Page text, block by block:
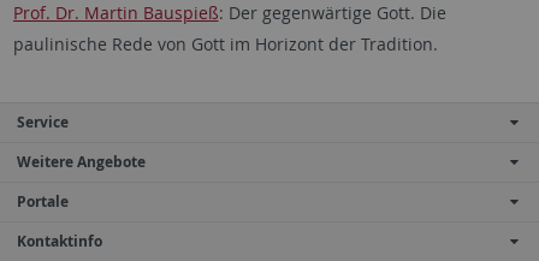
Prof. Dr. Martin Bauspieß: Der gegenwärtige Gott. Die
paulinische Rede von Gott im Horizont der Tradition.
Service
Weitere Angebote
Portale
Kontaktinfo